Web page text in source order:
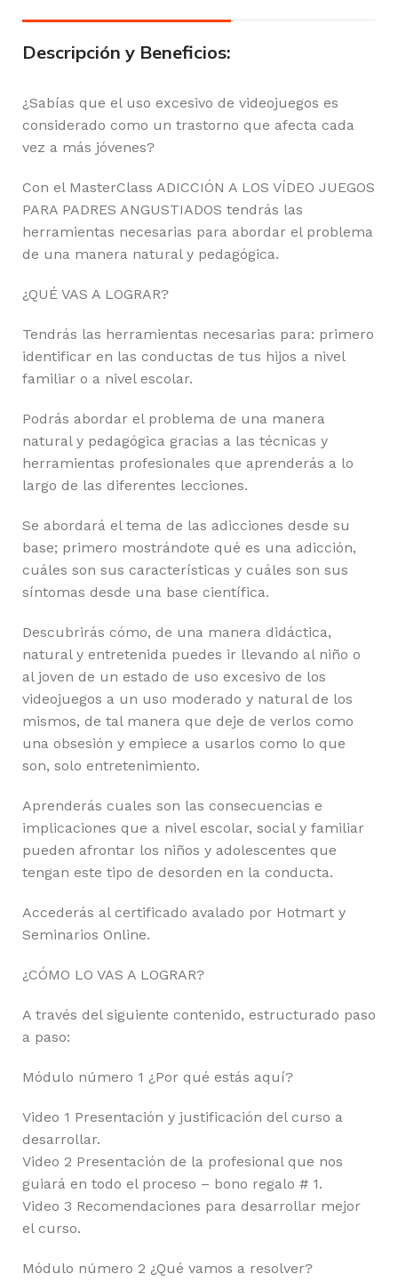
Descripción y Beneficios:
¿Sabías que el uso excesivo de videojuegos es
considerado como un trastorno que afecta cada
vez a más jóvenes?
Con el MasterClass ADICCIÓN A LOS VÍDEO JUEGOS
PARA PADRES ANGUSTIADOS tendrás las
herramientas necesarias para abordar el problema
de una manera natural y pedagógica.
¿QUÉ VAS A LOGRAR?
Tendrás las herramientas necesarias para: primero
identificar en las conductas de tus hijos a nivel
familiar o a nivel escolar.
Podrás abordar el problema de una manera
natural y pedagógica gracias a las técnicas y
herramientas profesionales que aprenderás a lo
largo de las diferentes lecciones.
Se abordará el tema de las adicciones desde su
base; primero mostrándote qué es una adicción,
cuáles son sus características y cuáles son sus
síntomas desde una base científica.
Descubrirás cómo, de una manera didáctica,
natural y entretenida puedes ir llevando al niño o
al joven de un estado de uso excesivo de los
videojuegos a un uso moderado y natural de los
mismos, de tal manera que deje de verlos como
una obsesión y empiece a usarlos como lo que
son, solo entretenimiento.
Aprenderás cuales son las consecuencias e
implicaciones que a nivel escolar, social y familiar
pueden afrontar los niños y adolescentes que
tengan este tipo de desorden en la conducta.
Accederás al certificado avalado por Hotmart y
Seminarios Online.
¿CÓMO LO VAS A LOGRAR?
A través del siguiente contenido, estructurado paso
a paso:
Módulo número 1 ¿Por qué estás aquí?
Video 1 Presentación y justificación del curso a
desarrollar.
Video 2 Presentación de la profesional que nos
guiará en todo el proceso – bono regalo # 1.
Video 3 Recomendaciones para desarrollar mejor
el curso.
Módulo número 2 ¿Qué vamos a resolver?